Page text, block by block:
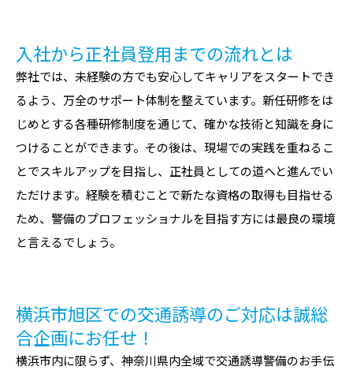
入社から正社員登用までの流れとは
弊社では、未経験の方でも安心してキャリアをスタートでき
るよう、万全のサポート体制を整えています。新任研修をは
じめとする各種研修制度を通じて、確かな技術と知識を身に
つけることができます。その後は、現場での実践を重ねるこ
とでスキルアップを目指し、正社員としての道へと進んでい
ただけます。経験を積むことで新たな資格の取得も目指せる
ため、警備のプロフェッショナルを目指す方には最良の環境
と言えるでしょう。
横浜市旭区での交通誘導のご対応は誠総
合企画にお任せ！
横浜市内に限らず、神奈川県内全域で交通誘導警備のお手伝